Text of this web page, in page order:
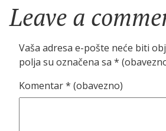
Leave
a
Leave a
Vaša adresa e-pošte neće biti
polja su označena sa *
Komentar* (obavezno)